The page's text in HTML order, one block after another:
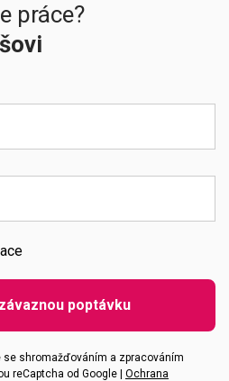
práce?
poptávku
shromažďováním a zpracováním
reCaptcha od Google | Ochrana